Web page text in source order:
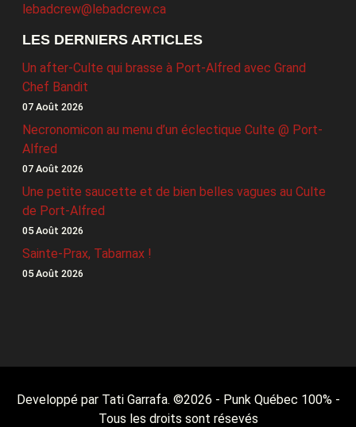
lebadcrew@lebadcrew.ca
LES DERNIERS ARTICLES
Un after-Culte qui brasse à Port-Alfred avec Grand
Chef Bandit
07 Août 2026
Necronomicon au menu d’un éclectique Culte @ Port-
Alfred
07 Août 2026
Une petite saucette et de bien belles vagues au Culte
de Port-Alfred
05 Août 2026
Sainte-Prax, Tabarnax !
05 Août 2026
Developpé par Tati Garrafa. ©2026 - Punk Québec 100% -
Tous les droits sont résevés